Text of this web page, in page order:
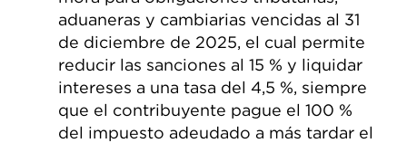
aduaneras y cambiarias vencidas al 31
de diciembre de 2025, el cual permite
reducir las sanciones al 15 % y liquidar
intereses a una tasa del 4,5 %, siempre
que el contribuyente pague el 100 %
del impuesto adeudado a más tardar el